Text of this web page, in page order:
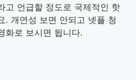
고 언급할 정도로 국제적인 핫
. 개연성 보면 안되고 넷플 청
화로 보시면 됩니다.